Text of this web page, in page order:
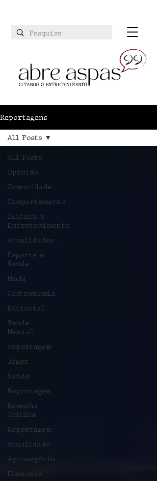
Reportagens
All Posts
Opinião
Comunidade
Comportamento
Cultura e
Entretenimento
Atualidades
Esporte e
Saúde
Moda
Gastronomia
Editorial
Saúde
Mental
reportagem
Jogos
Saúde
Reportagem
Resenha
Crítica
Reportagem
Atualidade
Agronegócio
Economia
All Posts